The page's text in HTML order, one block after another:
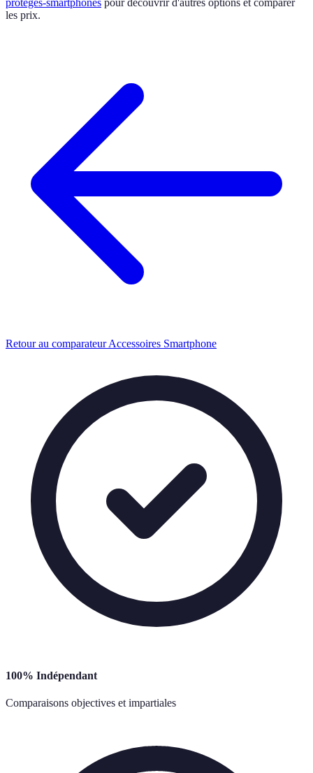
les prix.
Retour au comparateur Accessoires Smartphone
100% Indépendant
Comparaisons objectives et impartiales